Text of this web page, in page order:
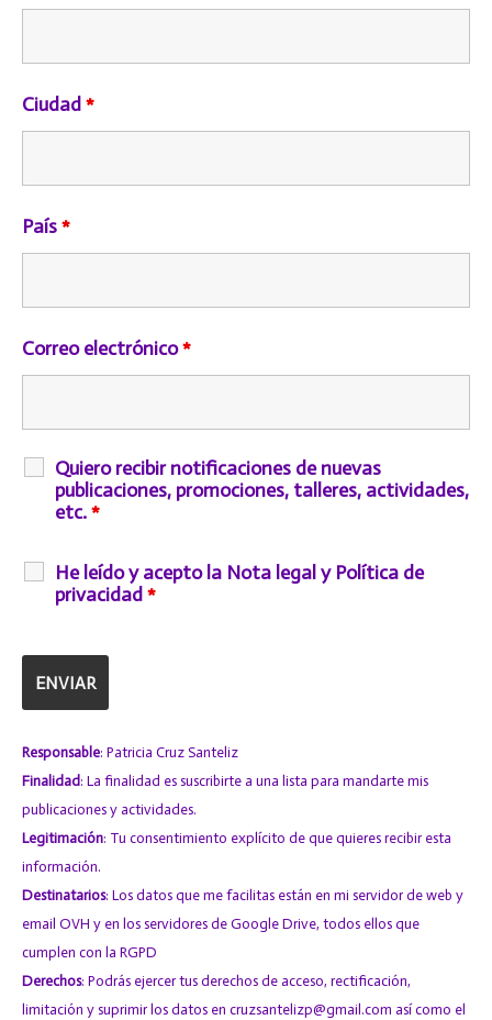
Ciudad *
País*
Correo electrónico*
Quiero recibir notificaciones de nuevas
publicaciones, promociones, talleres, actividades,
etc.*
He leído y acepto la Nota legal y Política de
privacidad *
Responsable: Patricia Cruz Santeliz
Finalidad: La finalidad es suscribirte a una lista para mandarte mis
publicaciones y actividades.
Legitimación: Tu consentimiento explícito de que quieres recibir esta
información.
Destinatarios: Los datos que me facilitas están en mi servidor de web y
email OVH y en los servidores deGoogle Drive, todos ellos que
cumplen con la RGPD
Derechos: Podrás ejercer tus derechos de acceso, rectificación,
limitación y suprimir los datos en cruzsantelizp@gmail.com así como el